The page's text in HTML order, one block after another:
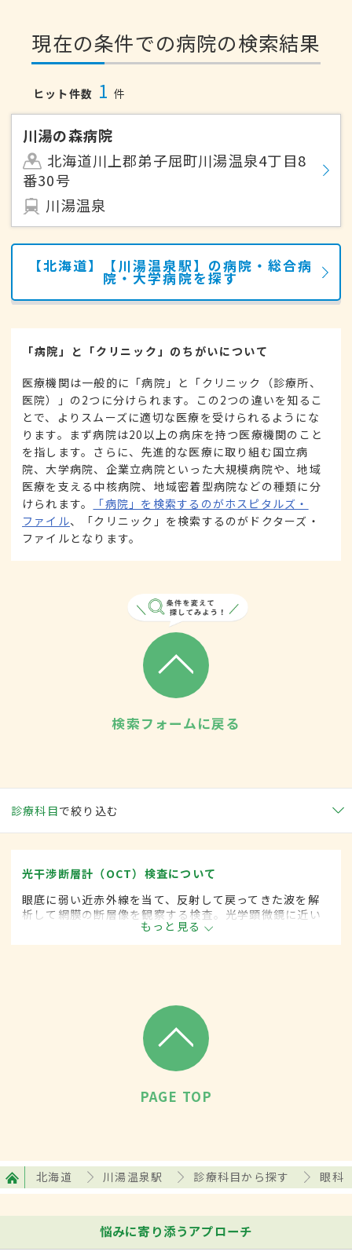
現在の条件での病院の検索結果
ヒット件数 1 件
川湯の森病院
北海道川上郡弟子屈町川湯温泉4丁目8
番30号
川湯温泉
【北海道】【川湯温泉駅】の病院・総合病
院・大学病院を探す
「病院」と「クリニック」のちがいについて
医療機関は一般的に「病院」と「クリニック（診療所、
医院）」の2つに分けられます。この2つの違いを知るこ
とで、よりスムーズに適切な医療を受けられるようにな
ります。まず病院は20以上の病床を持つ医療機関のこと
を指します。さらに、先進的な医療に取り組む国立病
院、大学病院、企業立病院といった大規模病院や、地域
医療を支える中核病院、地域密着型病院などの種類に分
けられます。
「病院」を検索するのがホスピタルズ・
ファイル、「クリニック」を検索するのがドクターズ・
ファイルとなります。
検索フォームに戻る
診療科目で絞り込む
光干渉断層計（OCT）検査について
眼底に弱い近赤外線を当て、反射して戻ってきた波を解
析して網膜の断層像を観察する検査。光学顕微鏡に近い
精度の像が得られ、加齢黄斑変性症や網膜浮腫の診断や
緑内障における視神経繊維の状態把握に有用とされる。
もっと見る
PAGE TOP
北海道 川湯温泉駅 診療科目から探す 眼科
悩みに寄り添うアプローチ